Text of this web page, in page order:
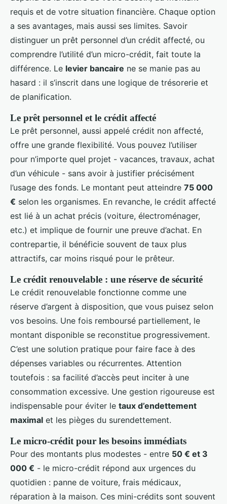
requis et de votre situation financière. Chaque option
a ses avantages, mais aussi ses limites. Savoir
distinguer un prêt personnel d’un crédit affecté, ou
comprendre l’utilité d’un micro-crédit, fait toute la
différence. Le levier bancaire ne se manie pas au
hasard : il s’inscrit dans une logique de trésorerie et
de planification.
Le prêt personnel et le crédit affecté
Le prêt personnel, aussi appelé crédit non affecté,
offre une grande flexibilité. Vous pouvez l’utiliser
pour n’importe quel projet - vacances, travaux, achat
d’un véhicule - sans avoir à justifier précisément
l’usage des fonds. Le montant peut atteindre 75 000
€ selon les organismes. En revanche, le crédit affecté
est lié à un achat précis (voiture, électroménager,
etc.) et implique de fournir une preuve d’achat. En
contrepartie, il bénéficie souvent de taux plus
attractifs, car moins risqué pour le prêteur.
Le crédit renouvelable : une réserve de sécurité
Le crédit renouvelable fonctionne comme une
réserve d’argent à disposition, que vous puisez selon
vos besoins. Une fois remboursé partiellement, le
montant disponible se reconstitue progressivement.
C’est une solution pratique pour faire face à des
dépenses variables ou récurrentes. Attention
toutefois : sa facilité d’accès peut inciter à une
consommation excessive. Une gestion rigoureuse est
indispensable pour éviter le taux d’endettement
maximal et les pièges du surendettement.
Le micro-crédit pour les besoins immédiats
Pour des montants plus modestes - entre 50 € et 3
000 € - le micro-crédit répond aux urgences du
quotidien : panne de voiture, frais médicaux,
réparation à la maison. Ces mini-crédits sont souvent